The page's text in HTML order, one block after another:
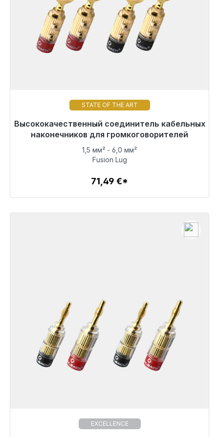
STATE OF THE ART
Высококачественный соединитель кабельных
наконечников для громкоговорителей
Готовы к немедленной отправке, срок поставки
48 часов*
71,49 €
Детали
1,5 мм² - 6,0 мм²
Fusion Lug
71,49 €*
EXCELLENCE